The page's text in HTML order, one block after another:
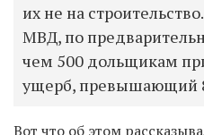
их не на
МВД, по
чем 500 дольщикам
ущерб, превышающий
Вот что об этом